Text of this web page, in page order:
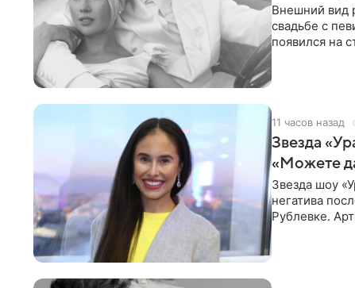
Внешний вид
свадьбе с
появился на
11 часов назад
Звезда
«Можете
Звезда шоу
негатива
Рублевке.